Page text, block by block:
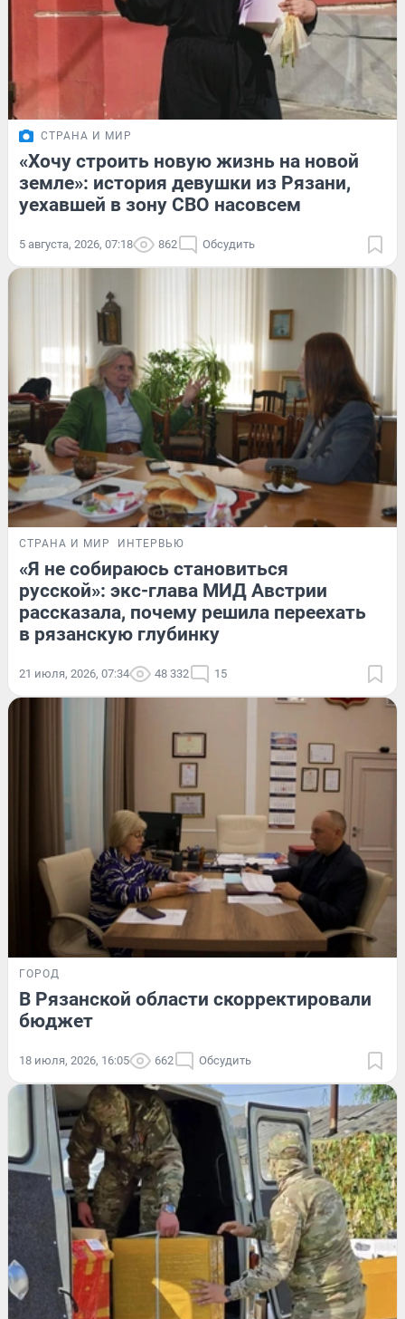
СТРАНА И МИР
«Хочу строить новую жизнь на новой
земле»: история девушки из Рязани,
уехавшей в зону СВО насовсем
5 августа, 2026, 07:18 862 Обсудить
СТРАНА И МИР ИНТЕРВЬЮ
«Я не собираюсь становиться
русской»: экс-глава МИД Австрии
рассказала, почему решила переехать
в рязанскую глубинку
21 июля, 2026, 07:34 48 332 15
ГОРОД
В Рязанской области скорректировали
бюджет
18 июля, 2026, 16:05 662 Обсудить